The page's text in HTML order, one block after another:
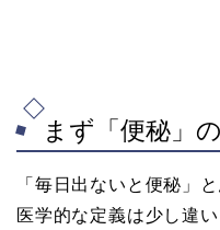
まず「便秘」
「毎日出ないと便秘」
医学的な定義は少し違